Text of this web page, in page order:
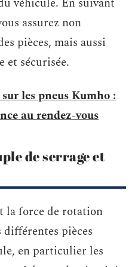
assurez non
pièces, mais aussi
et sécurisée.
les pneus Kumho :
au rendez-vous
de serrage et
la force de rotation
pièces
en particulier les